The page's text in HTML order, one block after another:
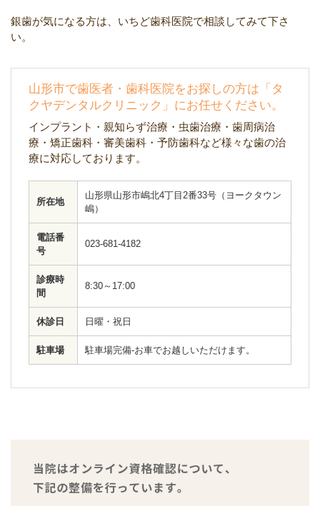
銀歯が気になる方は、いちど歯科医院で相談してみて下さ
い。
山形市で歯医者・歯科医院をお探しの方は「タ
クヤデンタルクリニック」にお任せください。
インプラント・親知らず治療・虫歯治療・歯周病治
療・矯正歯科・審美歯科・予防歯科など様々な歯の治
療に対応しております。
所在地
山形県山形市嶋北4丁目2番33号（ヨークタウン
嶋）
電話番
号
023-681-4182
診療時
間
8:30～17:00
休診日 日曜・祝日
駐車場 駐車場完備-お車でお越しいただけます。